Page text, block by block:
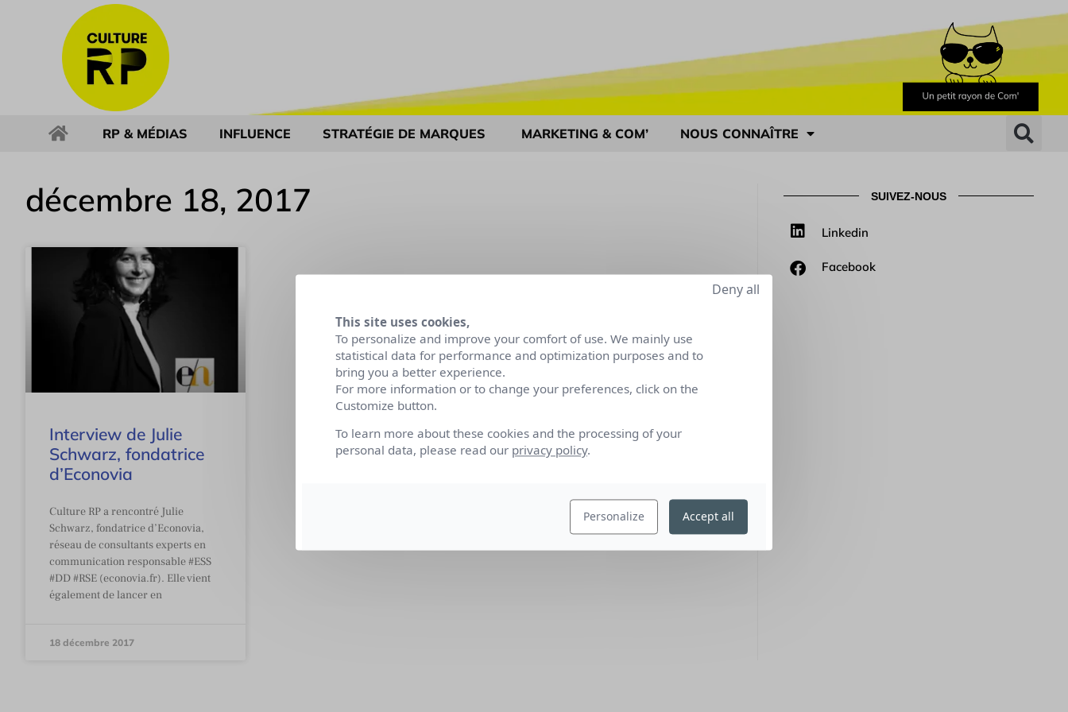
RP & MÉDIAS INFLUENCE STRATÉGIE DE MARQUES MARKETING & COM’ NOUS CONNAÎTRE
décembre 18, 2017
Interview de Julie
Schwarz, fondatrice
d’Econovia
Culture RP a rencontré Julie
Schwarz, fondatrice d’Econovia,
réseau de consultants experts en
communication responsable #ESS
#DD #RSE (econovia.fr). Elle vient
également de lancer en
18 décembre 2017
SUIVEZ-NOUS
Linkedin
Facebook
This site uses cookies,
To personalize and improve your comfort of use. We mainly use
statistical data for performance and optimization purposes and to
bring you a better experience.
For more information or to change your preferences, click on the
Customize button.
To learn more about these cookies and the processing of your
personal data, please read our privacy policy.
Personalize
Deny all
Accept all